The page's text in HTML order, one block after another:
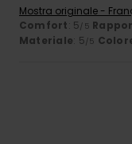
Mostra originale -
Comfort: 5 /5
Materiale: 5 /5